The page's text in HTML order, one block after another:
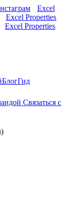
Excel
Excel Properties
Excel Properties
БлогГид
Связаться с